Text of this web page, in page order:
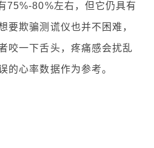
75%-80%左右，但它仍具有
要欺骗测谎仪也并不困难，
咬一下舌头，疼痛感会扰乱
的心率数据作为参考。